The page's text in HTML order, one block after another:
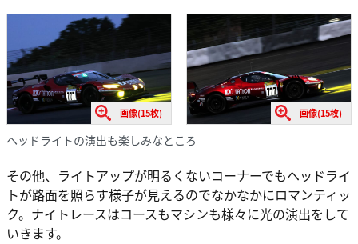
画像(15枚) 画像(15枚)
ヘッドライトの演出も楽しみなところ
その他、ライトアップが明るくないコーナーでもヘッドライ
トが路面を照らす様子が見えるのでなかなかにロマンティッ
ク。ナイトレースはコースもマシンも様々に光の演出をして
いきます。